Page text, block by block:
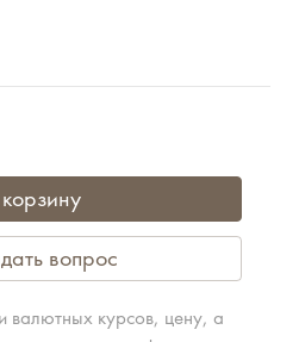
вопрос
валютных курсов, цену, а